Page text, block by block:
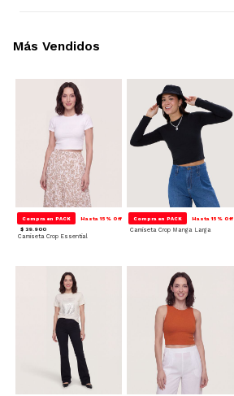
Compra en PACK Hasta 15% Off
$ 39.900
Camiseta Crop Essential
Compra en PACK Hasta 15% Off
Camiseta Crop Manga Larga
Más Vendidos